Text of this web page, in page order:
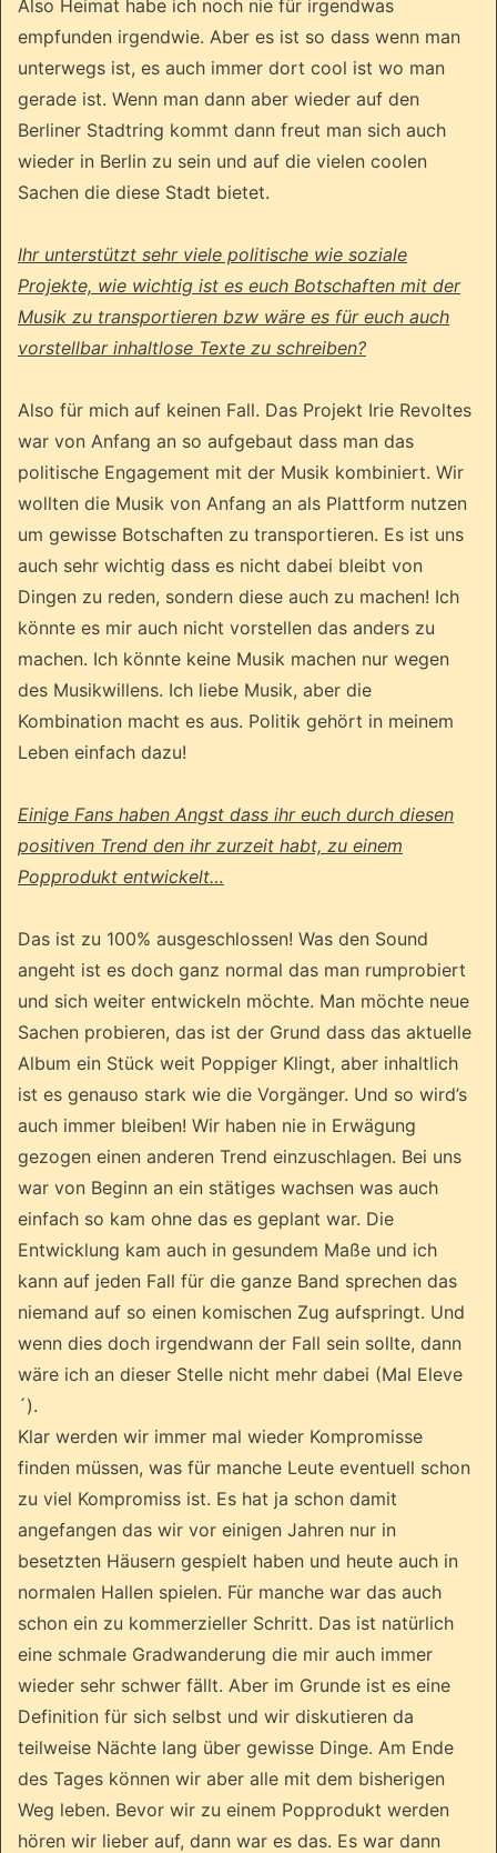
Also Heimat habe ich noch nie für irgendwas
empfunden irgendwie. Aber es ist so dass wenn man
unterwegs ist, es auch immer dort cool ist wo man
gerade ist. Wenn man dann aber wieder auf den
Berliner Stadtring kommt dann freut man sich auch
wieder in Berlin zu sein und auf die vielen coolen
Sachen die diese Stadt bietet.
Ihr unterstützt sehr viele politische wie soziale
Projekte, wie wichtig ist es euch Botschaften mit der
Musik zu transportieren bzw wäre es für euch auch
vorstellbar inhaltlose Texte zu schreiben?
Also für mich auf keinen Fall. Das Projekt Irie Revoltes
war von Anfang an so aufgebaut dass man das
politische Engagement mit der Musik kombiniert. Wir
wollten die Musik von Anfang an als Plattform nutzen
um gewisse Botschaften zu transportieren. Es ist uns
auch sehr wichtig dass es nicht dabei bleibt von
Dingen zu reden, sondern diese auch zu machen! Ich
könnte es mir auch nicht vorstellen das anders zu
machen. Ich könnte keine Musik machen nur wegen
des Musikwillens. Ich liebe Musik, aber die
Kombination macht es aus. Politik gehört in meinem
Leben einfach dazu!
Einige Fans haben Angst dass ihr euch durch diesen
positiven Trend den ihr zurzeit habt, zu einem
Popprodukt entwickelt…
Das ist zu 100% ausgeschlossen! Was den Sound
angeht ist es doch ganz normal das man rumprobiert
und sich weiter entwickeln möchte. Man möchte neue
Sachen probieren, das ist der Grund dass das aktuelle
Album ein Stück weit Poppiger Klingt, aber inhaltlich
ist es genauso stark wie die Vorgänger. Und so wird’s
auch immer bleiben! Wir haben nie in Erwägung
gezogen einen anderen Trend einzuschlagen. Bei uns
war von Beginn an ein stätiges wachsen was auch
einfach so kam ohne das es geplant war. Die
Entwicklung kam auch in gesundem Maße und ich
kann auf jeden Fall für die ganze Band sprechen das
niemand auf so einen komischen Zug aufspringt. Und
wenn dies doch irgendwann der Fall sein sollte, dann
wäre ich an dieser Stelle nicht mehr dabei (Mal Eleve
´).
Klar werden wir immer mal wieder Kompromisse
finden müssen, was für manche Leute eventuell schon
zu viel Kompromiss ist. Es hat ja schon damit
angefangen das wir vor einigen Jahren nur in
besetzten Häusern gespielt haben und heute auch in
normalen Hallen spielen. Für manche war das auch
schon ein zu kommerzieller Schritt. Das ist natürlich
eine schmale Gradwanderung die mir auch immer
wieder sehr schwer fällt. Aber im Grunde ist es eine
Definition für sich selbst und wir diskutieren da
teilweise Nächte lang über gewisse Dinge. Am Ende
des Tages können wir aber alle mit dem bisherigen
Weg leben. Bevor wir zu einem Popprodukt werden
hören wir lieber auf, dann war es das. Es war dann